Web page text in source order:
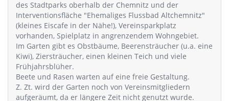
des Stadtparks oberhalb der Chemnitz und der
Interventionsfläche "Ehemaliges Flussbad Altchemnitz"
(kleines Eiscafe in der Nähe!), Vereinsparkplatz
vorhanden, Spielplatz in angrenzendem Wohngebiet.
Im Garten gibt es Obstbäume, Beerensträucher (u.a. eine
Kiwi), Ziersträucher, einen kleinen Teich und viele
Frühjahrsblüher.
Beete und Rasen warten auf eine freie Gestaltung.
Z. Zt. wird der Garten noch von Vereinsmitgliedern
aufgeräumt, da er längere Zeit nicht genutzt wurde.